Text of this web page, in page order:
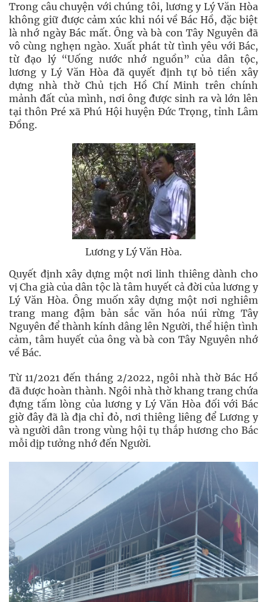
Trong câu chuyện với chúng tôi, lương y Lý Văn Hòa
không giữ được cảm xúc khi nói về Bác Hồ, đặc biệt
là nhớ ngày Bác mất. Ông và bà con Tây Nguyên đã
vô cùng nghẹn ngào. Xuất phát từ tình yêu với Bác,
từ đạo lý “Uống nước nhớ nguồn” của dân tộc,
lương y Lý Văn Hòa đã quyết định tự bỏ tiền xây
dựng nhà thờ Chủ tịch Hồ Chí Minh trên chính
mảnh đất của mình, nơi ông được sinh ra và lớn lên
tại thôn Pré xã Phú Hội huyện Đức Trọng, tỉnh Lâm
Đồng.
Lương y Lý Văn Hòa.
Quyết định xây dựng một nơi linh thiêng dành cho
vị Cha già của dân tộc là tâm huyết cả đời của lương y
Lý Văn Hòa. Ông muốn xây dựng một nơi nghiêm
trang mang đậm bản sắc văn hóa núi rừng Tây
Nguyên để thành kính dâng lên Người, thể hiện tình
cảm, tâm huyết của ông và bà con Tây Nguyên nhớ
về Bác.
Từ 11/2021 đến tháng 2/2022, ngôi nhà thờ Bác Hồ
đã được hoàn thành. Ngôi nhà thờ khang trang chứa
đựng tấm lòng của lương y Lý Văn Hòa đối với Bác
giờ đây đã là địa chỉ đỏ, nơi thiêng liêng để Lương y
và người dân trong vùng hội tụ thắp hương cho Bác
mỗi dịp tưởng nhớ đến Người.